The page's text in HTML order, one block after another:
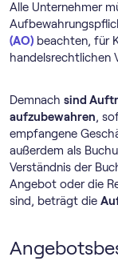
Alle Unternehmer
(AO) beachten, für
handelsrechtlichen
Demnach sind
aufzubewahren,
empfangene
außerdem als
Verständnis der
Angebot oder die
sind, beträgt die